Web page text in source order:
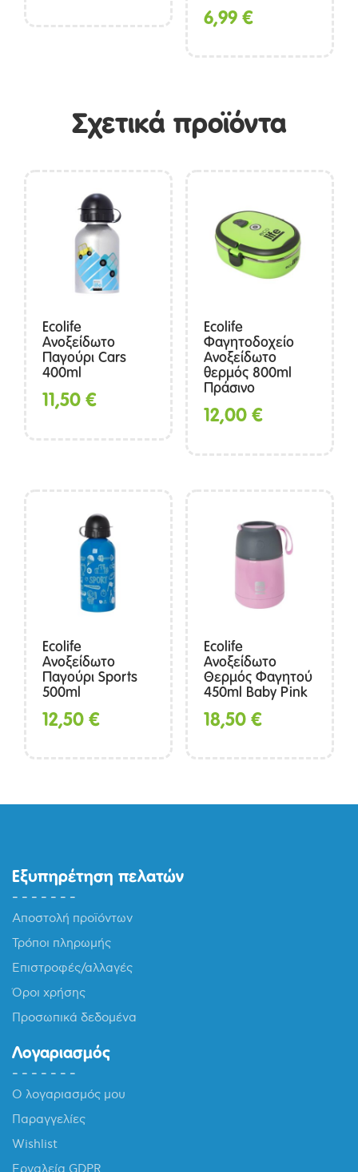
6,99€
Σχετικά προϊόντα
Ecolife
Ανοξείδωτο
Παγούρι Cars
400ml
11,50€
Ecolife
Φαγητοδοχείο
Ανοξείδωτο
θερμός 800ml
Πράσινο
12,00€
Ecolife
Ανοξείδωτο
Παγούρι Sports
500ml
12,50€
Ecolife
Ανοξείδωτο
Θερμός Φαγητού
450ml Baby Pink
18,50€
Εξυπηρέτηση πελατών
Αποστολή προϊόντων
Τρόποι πληρωμής
Επιστροφές/αλλαγές
Όροι χρήσης
Προσωπικά δεδομένα
Λογαριασμός
Ο λογαριασμός μου
Παραγγελίες
Wishlist
Εργαλεία GDPR